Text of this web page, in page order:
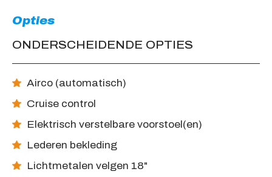
Opties
ONDERSCHEIDENDE OPTIES
Airco (automatisch)
Cruise control
Elektrisch verstelbare voorstoel(en)
Lederen bekleding
Lichtmetalen velgen 18"